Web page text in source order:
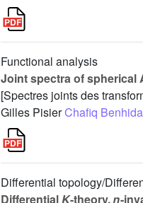
Functional analysis
Joint spectra of spherical
[Spectres joints des
Gilles PisierChafiq Benhida
Differential topology/
DifferentialK-theory,η-